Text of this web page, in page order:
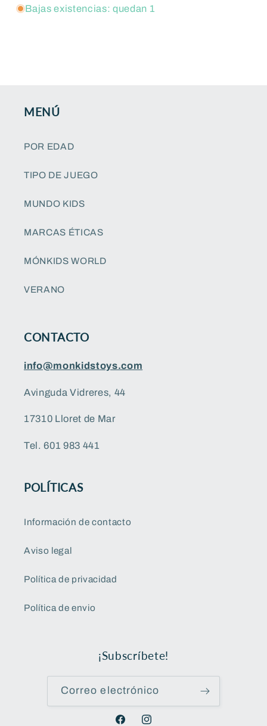
Bajas existencias: quedan 1
MENÚ
POR EDAD
TIPO DE JUEGO
MUNDO KIDS
MARCAS ÉTICAS
MÓNKIDS WORLD
VERANO
CONTACTO
info@monkidstoys.com
Avinguda Vidreres, 44
17310 Lloret de Mar
Tel. 601 983 441
POLÍTICAS
Información de contacto
Aviso legal
Política de privacidad
Política de envio
¡Subscríbete!
Correo electrónico